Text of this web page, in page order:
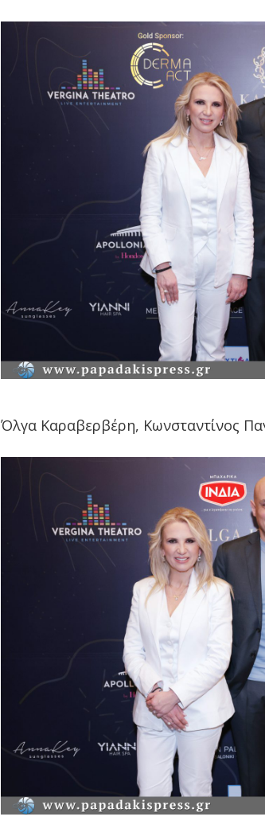
Όλγα Καραβερβέρη, Κωνσταντίνος